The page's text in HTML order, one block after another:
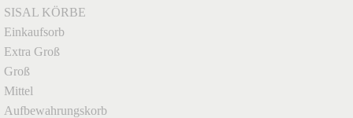
SISAL KÖRBE
Einkaufsorb
Extra Groß
Groß
Mittel
Aufbewahrungskorb